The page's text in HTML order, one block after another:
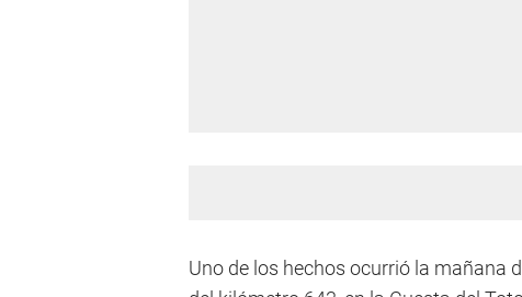
Uno de los hechos ocurrió la mañana